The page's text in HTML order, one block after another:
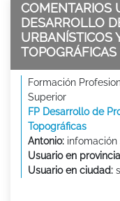
COMENTARIOS
DESARROLLO
URBANÍSTICOS
TOPOGRÁFICAS
Formación
Superior
FP Desarrollo de
Topográficas
Antonio:
Usuario en
Usuario en ciudad: